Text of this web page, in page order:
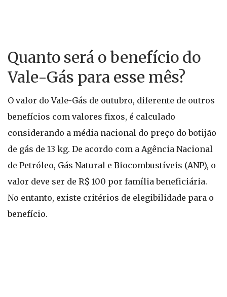
Quanto será o benefício do
Vale-Gás para esse mês?
O valor do Vale-Gás de outubro, diferente de outros
benefícios com valores fixos, é calculado
considerando a média nacional do preço do botijão
de gás de 13 kg. De acordo com a Agência Nacional
de Petróleo, Gás Natural e Biocombustíveis (ANP), o
valor deve ser de R$ 100 por família beneficiária.
No entanto, existe critérios de elegibilidade para o
benefício.